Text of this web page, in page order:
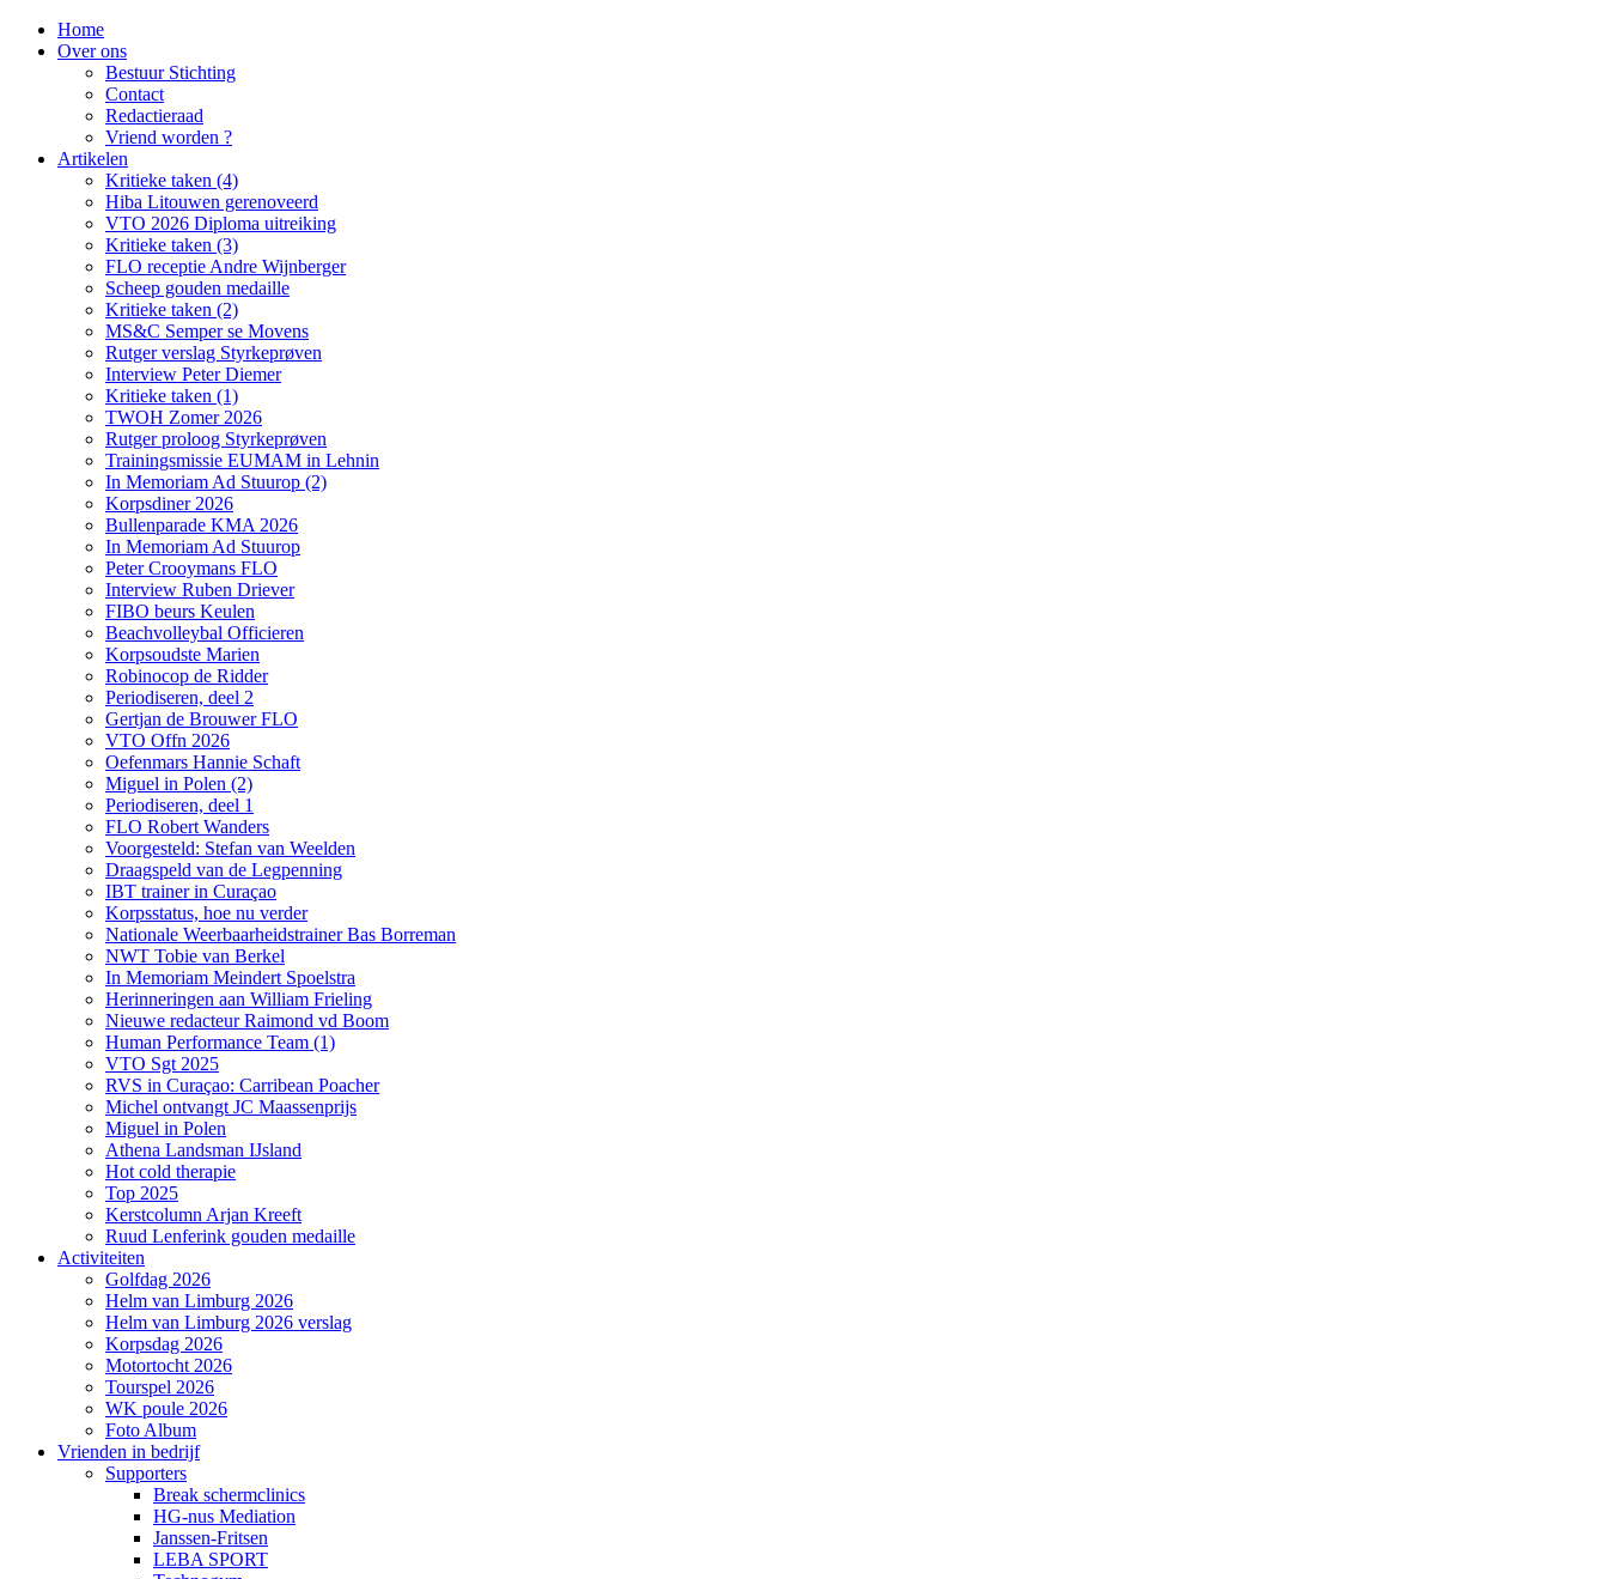
Home
Over ons
Bestuur Stichting
Contact
Redactieraad
Vriend worden ?
Artikelen
Kritieke taken (4)
Hiba Litouwen gerenoveerd
VTO 2026 Diploma uitreiking
Kritieke taken (3)
FLO receptie Andre Wijnberger
Scheep gouden medaille
Kritieke taken (2)
MS&C Semper se Movens
Rutger verslag Styrkeprøven
Interview Peter Diemer
Kritieke taken (1)
TWOH Zomer 2026
Rutger proloog Styrkeprøven
Trainingsmissie EUMAM in Lehnin
In Memoriam Ad Stuurop (2)
Korpsdiner 2026
Bullenparade KMA 2026
In Memoriam Ad Stuurop
Peter Crooymans FLO
Interview Ruben Driever
FIBO beurs Keulen
Beachvolleybal Officieren
Korpsoudste Marien
Robinocop de Ridder
Periodiseren, deel 2
Gertjan de Brouwer FLO
VTO Offn 2026
Oefenmars Hannie Schaft
Miguel in Polen (2)
Periodiseren, deel 1
FLO Robert Wanders
Voorgesteld: Stefan van Weelden
Draagspeld van de Legpenning
IBT trainer in Curaçao
Korpsstatus, hoe nu verder
Nationale Weerbaarheidstrainer Bas Borreman
NWT Tobie van Berkel
In Memoriam Meindert Spoelstra
Herinneringen aan William Frieling
Nieuwe redacteur Raimond vd Boom
Human Performance Team (1)
VTO Sgt 2025
RVS in Curaçao: Carribean Poacher
Michel ontvangt JC Maassenprijs
Miguel in Polen
Athena Landsman IJsland
Hot cold therapie
Top 2025
Kerstcolumn Arjan Kreeft
Ruud Lenferink gouden medaille
Activiteiten
Golfdag 2026
Helm van Limburg 2026
Helm van Limburg 2026 verslag
Korpsdag 2026
Motortocht 2026
Tourspel 2026
WK poule 2026
Foto Album
Vrienden in bedrijf
Supporters
Break schermclinics
HG-nus Mediation
Janssen-Fritsen
LEBA SPORT